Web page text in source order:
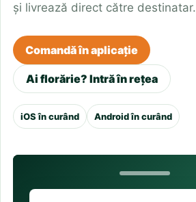
și livrează direct către destinatar.
Comandă în aplicație
Ai florărie? Intră în rețea
iOS în curând Android în curând